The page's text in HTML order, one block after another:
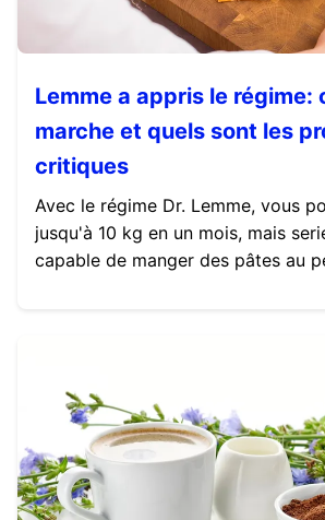
Lemme a appris le régime:
marche et quels sont les
critiques
Avec le régime Dr. Lemme, vous
jusqu'à 10 kg en un mois, mais
capable de manger des pâtes au